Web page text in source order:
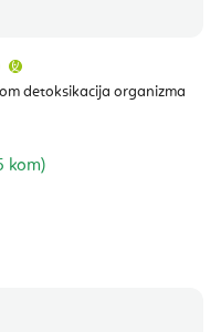
detoksikacija organizma
proizvoda
je
zvjezdica.
kom)